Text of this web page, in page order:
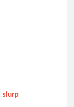
slurp